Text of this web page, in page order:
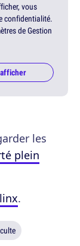
vous
confidentialité.
de Gestion
les
plein
.